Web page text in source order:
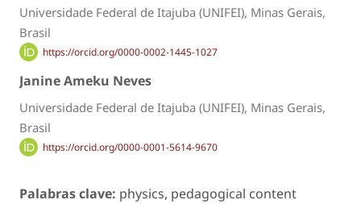
Universidade Federal de Itajuba (UNIFEI), Minas Gerais,
Brasil
https://orcid.org/0000-0002-1445-1027
Janine Ameku Neves
Universidade Federal de Itajuba (UNIFEI), Minas Gerais,
Brasil
https://orcid.org/0000-0001-5614-9670
Palabras clave: physics, pedagogical content